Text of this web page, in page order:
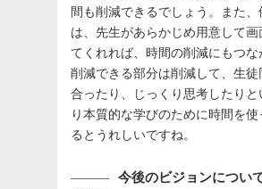
間も削減できるでしょう。また
は、先生があらかじめ用意して画
てくれれば、時間の削減にもつな
削減できる部分は削減して、生徒
合ったり、じっくり思考したりと
り本質的な学びのために時間を使
るとうれしいですね。
今後のビジョンについ